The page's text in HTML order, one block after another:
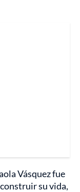
Vásquez fue
su vida,